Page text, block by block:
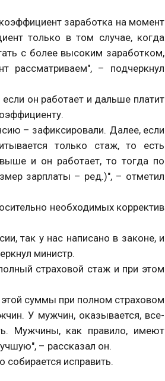
заработка на момент
только в том случае, когда
с более высоким заработком,
рассматриваем", – подчеркнул
он работает и дальше платит
– зафиксировали. Далее, если
только стаж, то есть
и он работает, то тогда по
зарплаты – ред.)", – отметил
необходимых корректив
так у нас написано в законе, и
министр.
страховой стаж и при этом
суммы при полном страховом
У мужчин, оказывается, все-
Мужчины, как правило, имеют
– рассказал он.
собирается исправить.